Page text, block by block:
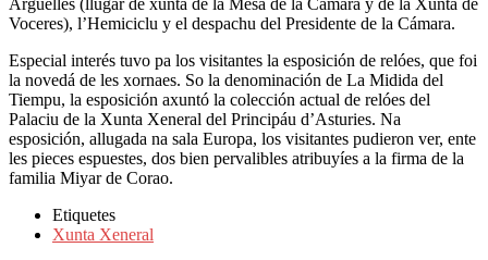
Voceres), l’Hemiciclu y el despachu del Presidente de la Cámara.
Especial interés tuvo pa los visitantes la esposición de relóes, que foi
la novedá de les xornaes. So la denominación de La Midida del
Tiempu, la esposición axuntó la colección actual de relóes del
Palaciu de la Xunta Xeneral del Principáu d’Asturies. Na
esposición, allugada na sala Europa, los visitantes pudieron ver, ente
les pieces espuestes, dos bien pervalibles atribuyíes a la firma de la
familia Miyar de Corao.
Etiquetes
Xunta Xeneral